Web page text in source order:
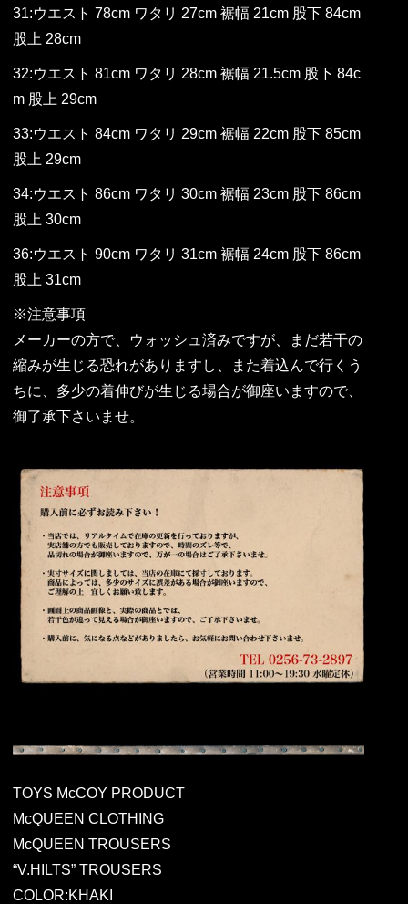
31:ウエスト 78cm ワタリ 27cm 裾幅 21cm 股下 84cm
股上 28cm
32:ウエスト 81cm ワタリ 28cm 裾幅 21.5cm 股下 84c
m 股上 29cm
33:ウエスト 84cm ワタリ 29cm 裾幅 22cm 股下 85cm
股上 29cm
34:ウエスト 86cm ワタリ 30cm 裾幅 23cm 股下 86cm
股上 30cm
36:ウエスト 90cm ワタリ 31cm 裾幅 24cm 股下 86cm
股上 31cm
※注意事項
メーカーの方で、ウォッシュ済みですが、まだ若干の
縮みが生じる恐れがありますし、また着込んで行くう
ちに、多少の着伸びが生じる場合が御座いますので、
御了承下さいませ。
TOYS McCOY PRODUCT
McQUEEN CLOTHING
McQUEEN TROUSERS
“V.HILTS” TROUSERS
COLOR:KHAKI